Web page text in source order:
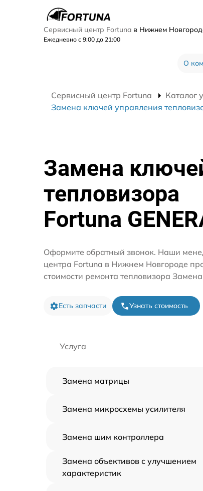
Сервисный центр Fortuna в Нижнем
Ежедневно с 9:00 до 21:00
О
Сервисный центр Fortuna Каталог
Замена ключей управления
Замена
тепловизора
Fortuna
Оформите обратный звонок. Наши
центра Fortuna в Нижнем Новгороде
стоимости ремонта тепловизора
Есть запчасти Узнать стоимость
Услуга
Замена матрицы
Замена микросхемы усилителя
Замена шим контроллера
Замена объективов с улучшением
характеристик